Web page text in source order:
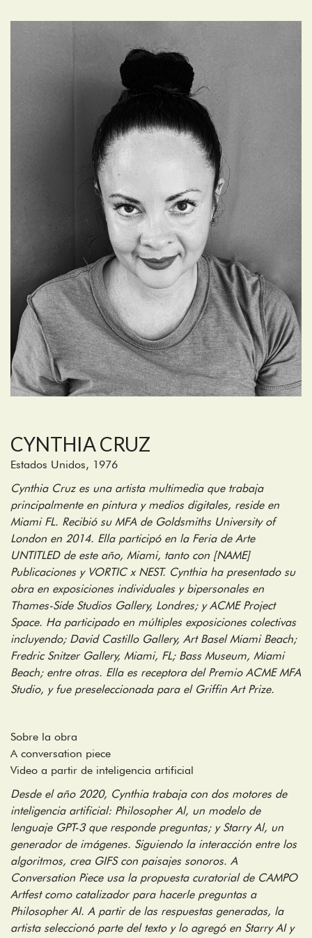
CYNTHIA CRUZ
Estados Unidos, 1976
Cynthia Cruz es una artista multimedia que trabaja
principalmente en pintura y medios digitales, reside en
Miami FL. Recibió su MFA de Goldsmiths University of
London en 2014. Ella participó en la Feria de Arte
UNTITLED de este año, Miami, tanto con [NAME]
Publicaciones y VORTIC x NEST. Cynthia ha presentado su
obra en exposiciones individuales y bipersonales en
Thames-Side Studios Gallery, Londres; y ACME Project
Space. Ha participado en múltiples exposiciones colectivas
incluyendo; David Castillo Gallery, Art Basel Miami Beach;
Fredric Snitzer Gallery, Miami, FL; Bass Museum, Miami
Beach; entre otras. Ella es receptora del Premio ACME MFA
Studio, y fue preseleccionada para el Griffin Art Prize.
Sobre la obra
A conversation piece
Video a partir de inteligencia artificial
Desde el año 2020, Cynthia trabaja con dos motores de
inteligencia artificial: Philosopher Al, un modelo de
lenguaje GPT-3 que responde preguntas; y Starry Al, un
generador de imágenes. Siguiendo la interacción entre los
algoritmos, crea GIFS con paisajes sonoros. A
Conversation Piece usa la propuesta curatorial de CAMPO
Artfest como catalizador para hacerle preguntas a
Philosopher AI. A partir de las respuestas generadas, la
artista seleccionó parte del texto y lo agregó en Starry AI y